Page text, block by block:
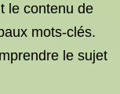
le contenu de
mots-clés.
le sujet